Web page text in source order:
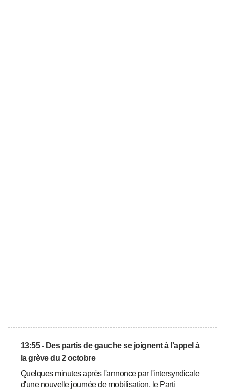
13:55 - Des partis de gauche se joignent à l'appel à
la grève du 2 octobre
Quelques minutes après l'annonce par l'intersyndicale
d'une nouvelle journée de mobilisation, le Parti